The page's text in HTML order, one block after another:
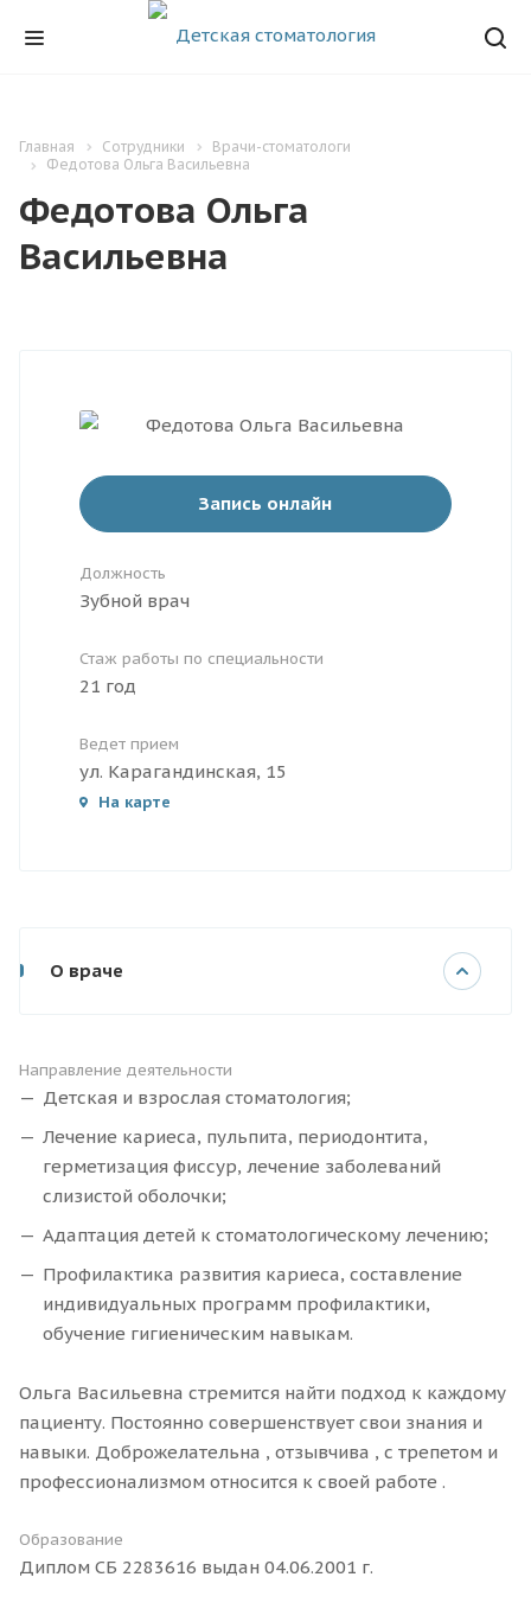
Главная Сотрудники
Врачи-стоматологи
Федотова Ольга Васильевна
Федотова Ольга
Васильевна
Запись онлайн
Должность
Зубной врач
Стаж работы по специальности
21 год
Ведет прием
ул. Карагандинская, 15
На карте
О враче
Направление деятельности
Детская и взрослая стоматология;
Лечение кариеса, пульпита, периодонтита,
герметизация фиссур, лечение заболеваний
слизистой оболочки;
Адаптация детей к стоматологическому лечению;
Профилактика развития кариеса, составление
индивидуальных программ профилактики,
обучение гигиеническим навыкам.
Ольга Васильевна стремится найти подход к каждому
пациенту. Постоянно совершенствует свои знания и
навыки. Доброжелательна , отзывчива , с трепетом и
профессионализмом относится к своей работе .
Образование
Диплом СБ 2283616 выдан 04.06.2001 г.